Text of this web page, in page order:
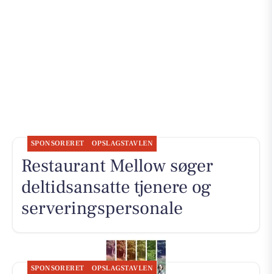
SPONSORERET OPSLAGSTAVLEN
Restaurant Mellow søger
deltidsansatte tjenere og
serveringspersonale
SPONSORERET OPSLAGSTAVLEN